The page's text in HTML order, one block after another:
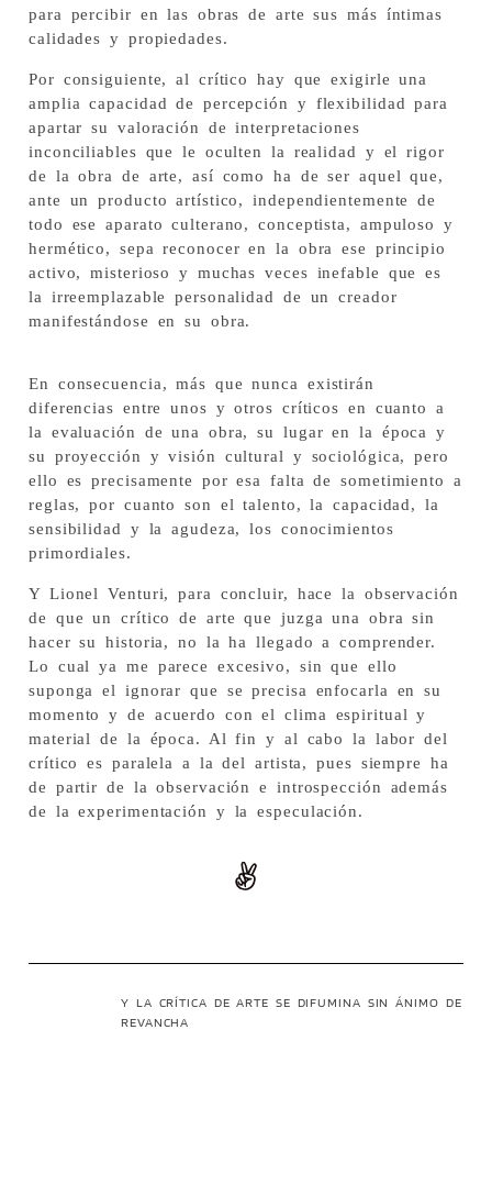
para percibir en las obras de arte sus más íntimas
calidades y propiedades.
Por consiguiente, al crítico hay que exigirle una
amplia capacidad de percepción y flexibilidad para
apartar su valoración de interpretaciones
inconciliables que le oculten la realidad y el rigor
de la obra de arte, así como ha de ser aquel que,
ante un producto artístico, independientemente de
todo ese aparato culterano, conceptista, ampuloso y
hermético, sepa reconocer en la obra ese principio
activo, misterioso y muchas veces inefable que es
la irreemplazable personalidad de un creador
manifestándose en su obra.
En consecuencia, más que nunca existirán
diferencias entre unos y otros críticos en cuanto a
la evaluación de una obra, su lugar en la época y
su proyección y visión cultural y sociológica, pero
ello es precisamente por esa falta de sometimiento a
reglas, por cuanto son el talento, la capacidad, la
sensibilidad y la agudeza, los conocimientos
primordiales.
Y Lionel Venturi, para concluir, hace la observación
de que un crítico de arte que juzga una obra sin
hacer su historia, no la ha llegado a comprender.
Lo cual ya me parece excesivo, sin que ello
suponga el ignorar que se precisa enfocarla en su
momento y de acuerdo con el clima espiritual y
material de la época. Al fin y al cabo la labor del
crítico es paralela a la del artista, pues siempre ha
de partir de la observación e introspección además
de la experimentación y la especulación.
Y LA CRÍTICA DE ARTE SE DIFUMINA SIN ÁNIMO DE
REVANCHA